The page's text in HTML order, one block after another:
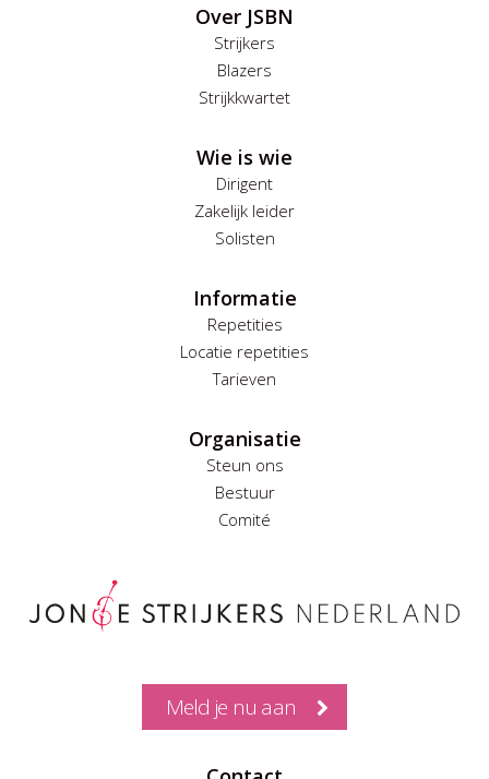
Over JSBN
Strijkers
Blazers
Strijkkwartet
Wie is wie
Dirigent
Zakelijk leider
Solisten
Informatie
Repetities
Locatie repetities
Tarieven
Organisatie
Steun ons
Bestuur
Comité
Meld je nu aan